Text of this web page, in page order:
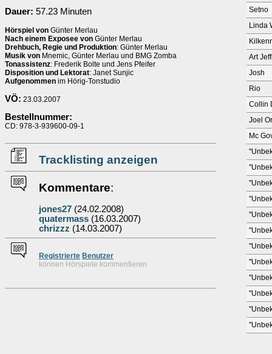
Dauer: 57.23 Minuten
Hörspiel von Günter Merlau
Nach einem Exposee von Günter Merlau
Drehbuch, Regie und Produktion: Günter Merlau
Musik von Mnemic, Günter Merlau und BMG Zomba
Tonassistenz: Frederik Bolte und Jens Pfeifer
Disposition und Lektorat: Janet Sunjic
Aufgenommen im Hörig-Tonstudio
VÖ: 23.03.2007
Bestellnummer:
CD: 978-3-939600-09-1
Tracklisting anzeigen
Kommentare:
jones27 (24.02.2008)
quatermass (16.03.2007)
chrizzz (14.03.2007)
Registrierte Benutzer
können Hörspiele kommentieren
Setno
Linda
Art
Josh
Rio
Collin
Joel
Mc